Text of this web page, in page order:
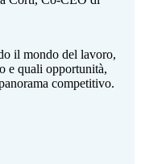
il mondo del lavoro,
e quali opportunità,
competitivo.